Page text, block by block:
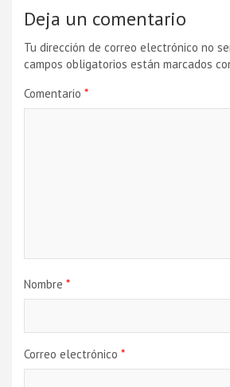
Deja un comentario
Tu dirección de correo electrónico no
campos obligatorios están marcados
Comentario *
Nombre *
Correo electrónico *